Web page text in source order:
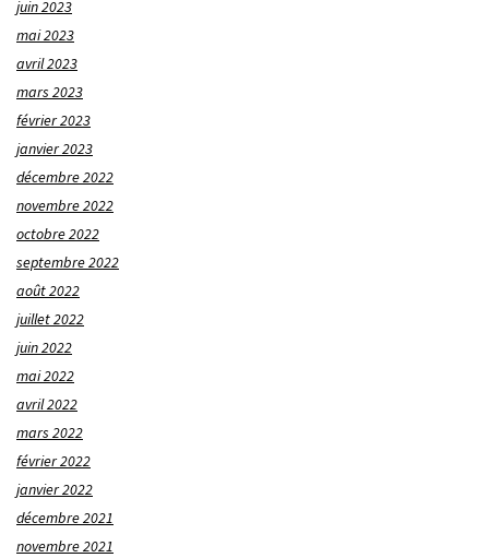
juin 2023
mai 2023
avril 2023
mars 2023
février 2023
janvier 2023
décembre 2022
novembre 2022
octobre 2022
septembre 2022
août 2022
juillet 2022
juin 2022
mai 2022
avril 2022
mars 2022
février 2022
janvier 2022
décembre 2021
novembre 2021